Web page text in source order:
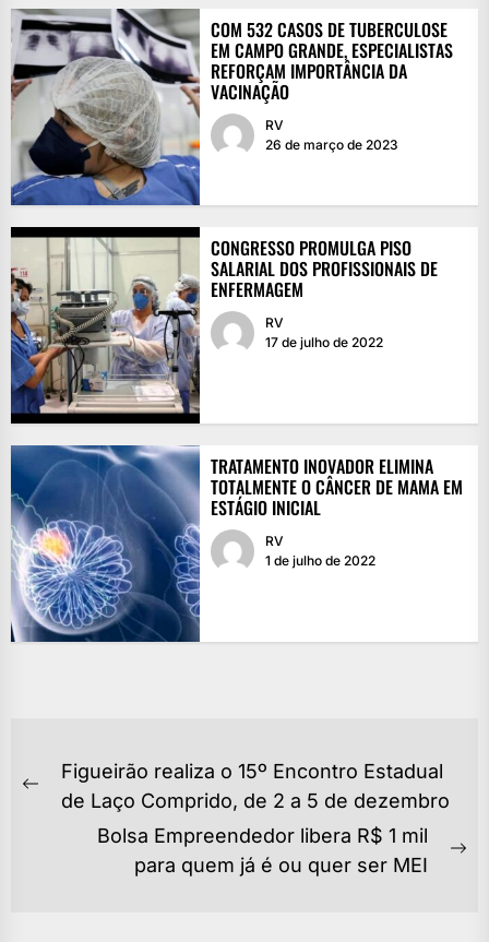
COM 532 CASOS DE TUBERCULOSE
EM CAMPO GRANDE, ESPECIALISTAS
REFORÇAM IMPORTÂNCIA DA
VACINAÇÃO
RV
26 de março de 2023
CONGRESSO PROMULGA PISO
SALARIAL DOS PROFISSIONAIS DE
ENFERMAGEM
RV
17 de julho de 2022
TRATAMENTO INOVADOR ELIMINA
TOTALMENTE O CÂNCER DE MAMA EM
ESTÁGIO INICIAL
RV
1 de julho de 2022
NAVEGAÇÃO
DEPrevious
Figueirão realiza o 15º Encontro Estadual
de Laço Comprido, de 2 a 5 de dezembro
Bolsa Empreendedor libera R$ 1 mil
para quem já é ou quer ser MEI